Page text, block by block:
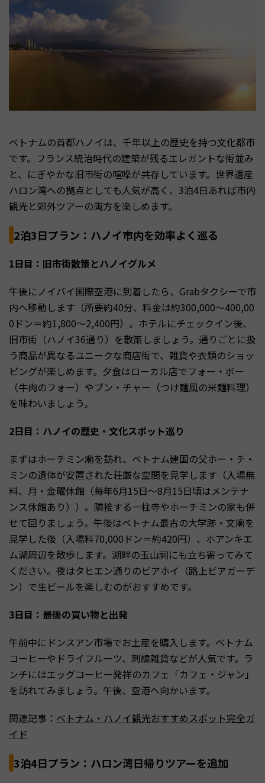
ベトナムの首都ハノイは、千年以上の歴史を持つ文化都市
です。フランス統治時代の建築が残るエレガントな街並み
と、にぎやかな旧市街の喧噪が共存しています。世界遺産
ハロン湾への拠点としても人気が高く、3泊4日あれば市内
観光と郊外ツアーの両方を楽しめます。
2泊3日プラン：ハノイ市内を効率よく巡る
1日目：旧市街散策とハノイグルメ
午後にノイバイ国際空港に到着したら、Grabタクシーで市
内へ移動します（所要約40分、料金は約300,000〜400,00
0ドン＝約1,800〜2,400円）。ホテルにチェックイン後、
旧市街（ハノイ36通り）を散策しましょう。通りごとに扱
う商品が異なるユニークな商店街で、雑貨や衣類のショッ
ピングが楽しめます。夕食はローカル店でフォー・ボー
（牛肉のフォー）やブン・チャー（つけ麺風の米麺料理）
を味わいましょう。
2日目：ハノイの歴史・文化スポット巡り
まずはホーチミン廟を訪れ、ベトナム建国の父ホー・チ・
ミンの遺体が安置された荘厳な空間を見学します（入場無
料、月・金曜休館（毎年6月15日〜8月15日頃はメンテナ
ンス休館あり））。隣接する一柱寺やホーチミンの家も併
せて回りましょう。午後はベトナム最古の大学跡・文廟を
見学した後（入場料70,000ドン＝約420円）、ホアンキエ
ム湖周辺を散歩します。湖畔の玉山祠にも立ち寄ってみて
ください。夜はタヒエン通りのビアホイ（路上ビアガーデ
ン）で生ビールを楽しむのがおすすめです。
3日目：最後の買い物と出発
午前中にドンスアン市場でお土産を購入します。ベトナム
コーヒーやドライフルーツ、刺繍雑貨などが人気です。ラ
ンチにはエッグコーヒー発祥のカフェ「カフェ・ジャン」
を訪れてみましょう。午後、空港へ向かいます。
関連記事： ベトナム・ハノイ観光おすすめスポット完全ガ
イド
3泊4日プラン：ハロン湾日帰りツアーを追加